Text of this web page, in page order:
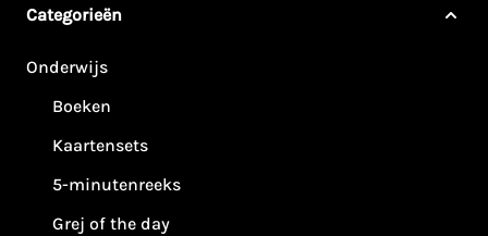
Categorieën
Onderwijs
Boeken
Kaartensets
5-minutenreeks
Grej of the day